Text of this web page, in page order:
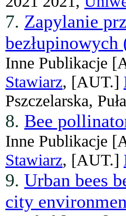
7. Zapylanie
Inne Publikacje
Stawiarz, [AUT.]
Pszczelarska,
8. Bee
Inne Publikacje
Stawiarz, [AUT.]
9. Urban bees
city